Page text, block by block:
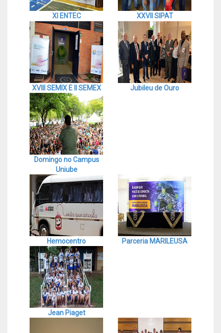
XI ENTEC XXVII SIPAT
XVIII SEMIX E II SEMEX Jubileu de Ouro
Domingo no Campus
Uniube
Hemocentro Parceria MARILEUSA
Jean Piaget